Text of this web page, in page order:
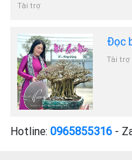
Tài trợ
Đọc
Tài trợ
Hotline: 0965855316 -